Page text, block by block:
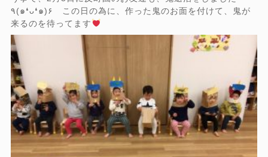
٩(๑❛ᴗ❛๑)۶ この日の為に、作った鬼のお面を付けて、鬼が
来るのを待ってます